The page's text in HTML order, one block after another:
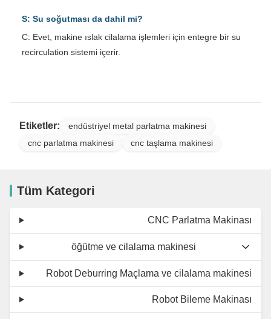
S: Su soğutması da dahil mi?
C: Evet, makine ıslak cilalama işlemleri için entegre bir su
recirculation sistemi içerir.
Etiketler:
endüstriyel metal parlatma makinesi
cnc parlatma makinesi
cnc taşlama makinesi
Tüm Kategori
CNC Parlatma Makinası
öğütme ve cilalama makinesi
Robot Deburring Maçlama ve cilalama makinesi
Robot Bileme Makinası